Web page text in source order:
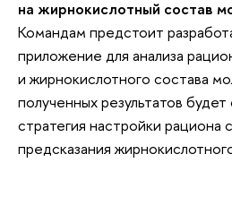
на жирнокислотный состав
Командам предстоит
приложение для анализа
и жирнокислотного состава
полученных результатов
стратегия настройки рациона
предсказания